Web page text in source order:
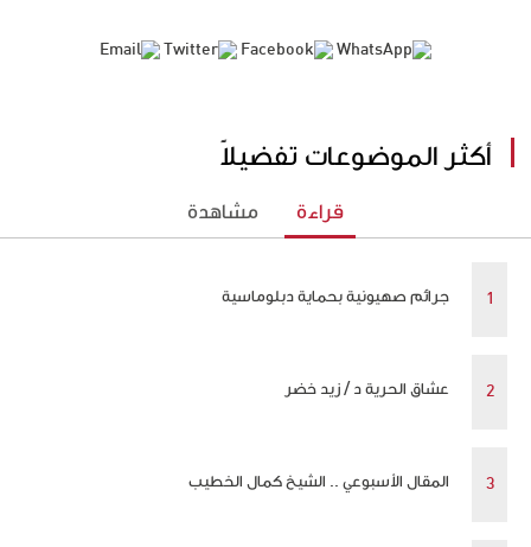
أكثر الموضوعات تفضيلاً
قراءة مشاهدة
جرائم صهيونية بحماية دبلوماسية
عشاق الحرية د / زيد خضر
المقال الأسبوعي .. الشيخ كمال الخطيب